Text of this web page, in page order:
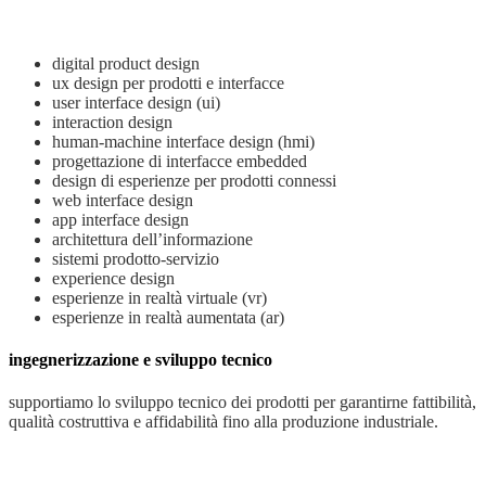
digital product design
ux design per prodotti e interfacce
user interface design (ui)
interaction design
human-machine interface design (hmi)
progettazione di interfacce embedded
design di esperienze per prodotti connessi
web interface design
app interface design
architettura dell’informazione
sistemi prodotto-servizio
experience design
esperienze in realtà virtuale (vr)
esperienze in realtà aumentata (ar)
ingegnerizzazione e sviluppo tecnico
supportiamo lo sviluppo tecnico dei prodotti per garantirne fattibilità,
qualità costruttiva e affidabilità fino alla produzione industriale.